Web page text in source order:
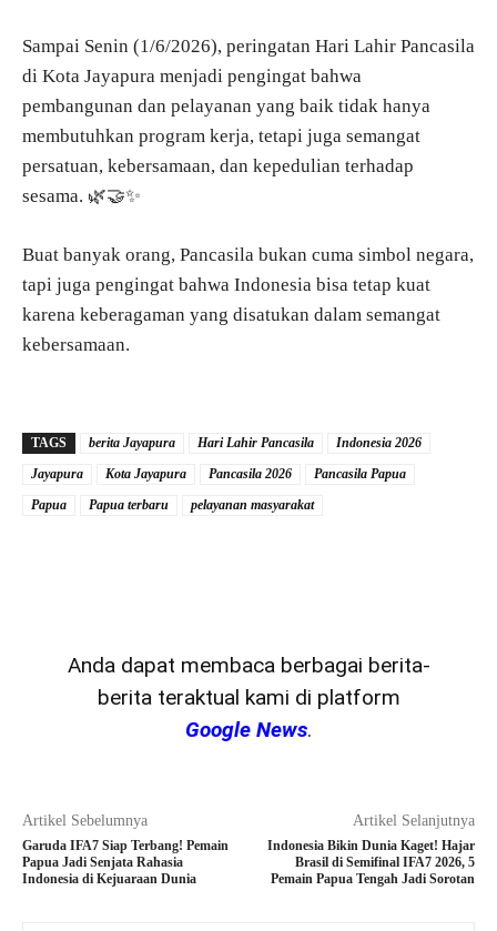
Sampai Senin (1/6/2026), peringatan Hari Lahir Pancasila
di Kota Jayapura menjadi pengingat bahwa
pembangunan dan pelayanan yang baik tidak hanya
membutuhkan program kerja, tetapi juga semangat
persatuan, kebersamaan, dan kepedulian terhadap
sesama. 🌿🤝✨
Buat banyak orang, Pancasila bukan cuma simbol negara,
tapi juga pengingat bahwa Indonesia bisa tetap kuat
karena keberagaman yang disatukan dalam semangat
kebersamaan.
TAGS berita Jayapura Hari Lahir Pancasila
Indonesia 2026
Jayapura
Kota Jayapura Pancasila 2026
Pancasila Papua
Papua
Papua terbaru pelayanan masyarakat
Anda dapat membaca berbagai berita-
berita teraktual kami di platform
Google News.
Artikel Sebelumnya
Garuda IFA7 Siap Terbang! Pemain
Papua Jadi Senjata Rahasia
Indonesia di Kejuaraan Dunia
Artikel Selanjutnya
Indonesia Bikin Dunia Kaget! Hajar
Brasil di Semifinal IFA7 2026, 5
Pemain Papua Tengah Jadi Sorotan